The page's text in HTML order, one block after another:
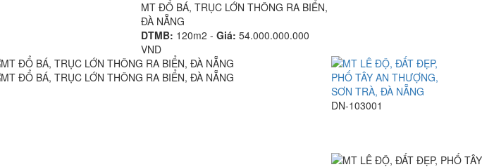
MT ĐỔ BÁ, TRỤC LỚN THÔNG RA BIỂN,
ĐÀ NẴNG
DTMB: 120m2 - Giá: 54.000.000.000
VND
DN-103001